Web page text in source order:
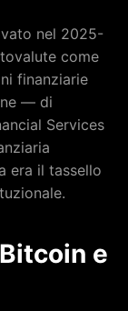
nel 2025-
come
finanziarie
— di
Services
era il tassello
e